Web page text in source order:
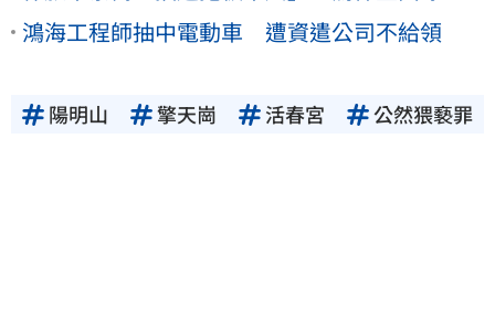
鴻海工程師抽中電動車 遭資遣公司不給領
陽明山 擎天崗 活春宮 公然猥褻罪